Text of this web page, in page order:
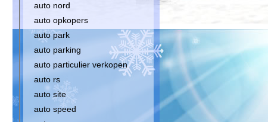
auto nord
auto opkopers
auto park
auto parking
auto particulier verkopen
auto rs
auto site
auto speed